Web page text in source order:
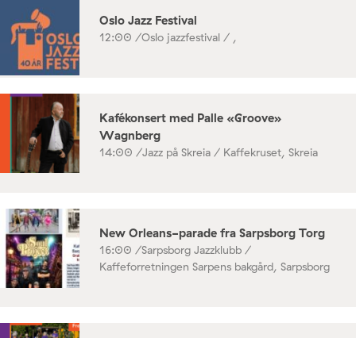
Oslo Jazz Festival
12:00 /Oslo jazzfestival / ,
Kafékonsert med Palle «Groove»
Wagnberg
14:00 /Jazz på Skreia / Kaffekruset, Skreia
New Orleans-parade fra Sarpsborg Torg
16:00 /Sarpsborg Jazzklubb /
Kaffeforretningen Sarpens bakgård, Sarpsborg